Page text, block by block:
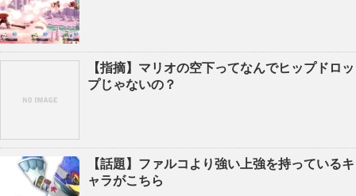
【指摘】マリオの空下ってなんでヒップドロッ
プじゃないの？
【話題】ファルコより強い上強を持っているキ
ャラがこちら